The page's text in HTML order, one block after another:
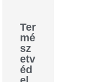
Ter
mé
sz
etv
éd